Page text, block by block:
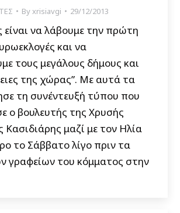
Byxrisiavgi 29/12/2013
είναι να λάβουμε την πρώτη
και να
τους μεγάλους δήμους και
της χώρας”. Με αυτά τα
τη συνέντευξή τύπου που
ο βουλευτής της Χρυσής
Κασιδιάρης μαζί με τον Ηλία
το Σάββατο λίγο πριν τα
γραφείων του κόμματος στην